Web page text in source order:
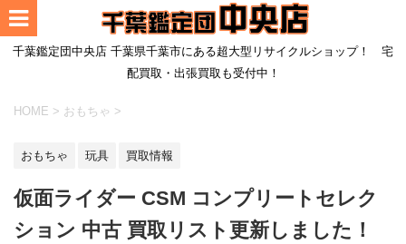
千葉鑑定団中央店 千葉県千葉市にある超大型リサイクルショップ！ 宅
配買取・出張買取も受付中！
HOME > おもちゃ >
おもちゃ 玩具 買取情報
仮面ライダー CSM コンプリートセレク
ション 中古 買取リスト更新しました！